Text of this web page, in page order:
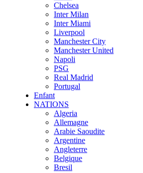
Chelsea
Inter Milan
Inter Miami
Liverpool
Manchester City
Manchester United
Napoli
PSG
Real Madrid
Portugal
Enfant
NATIONS
Algeria
Allemagne
Arabie Saoudite
Argentine
Angleterre
Belgique
Bresil